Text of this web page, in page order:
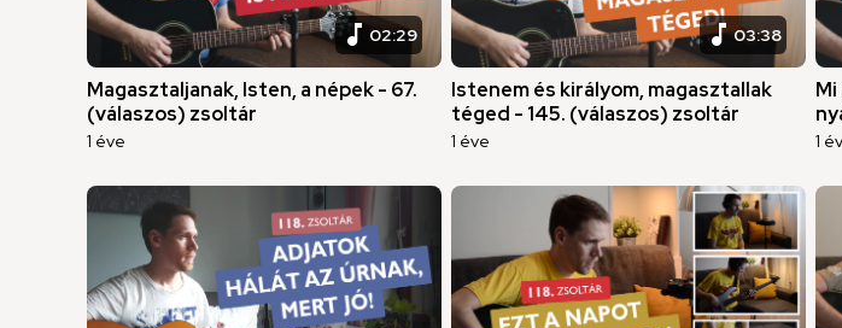
music_note 02:29
Magasztaljanak, Isten, a népek - 67.
(válaszos) zsoltár
1 éve
music_note03:38
Istenem és királyom, magasztallak
téged - 145. (válaszos) zsoltár
1 éve 1